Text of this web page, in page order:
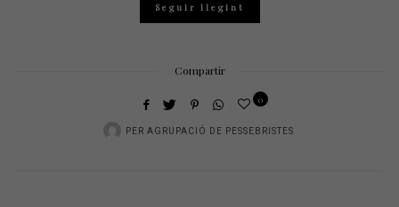
Seguir llegint
Compartir
PER AGRUPACIÓ DE PESSEBRISTES
0